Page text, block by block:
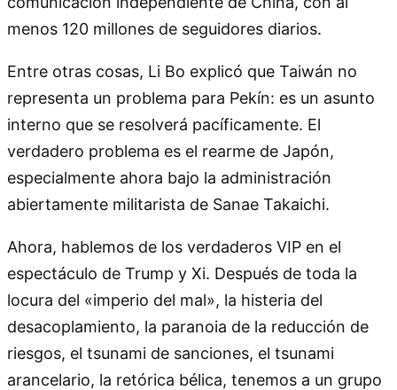
menos 120 millones de seguidores diarios.
Entre otras cosas, Li Bo explicó que Taiwán no
representa un problema para Pekín: es un asunto
interno que se resolverá pacíficamente. El
verdadero problema es el rearme de Japón,
especialmente ahora bajo la administración
abiertamente militarista de Sanae Takaichi.
Ahora, hablemos de los verdaderos VIP en el
espectáculo de Trump y Xi. Después de toda la
locura del «imperio del mal», la histeria del
desacoplamiento, la paranoia de la reducción de
riesgos, el tsunami de sanciones, el tsunami
arancelario, la retórica bélica, tenemos a un grupo